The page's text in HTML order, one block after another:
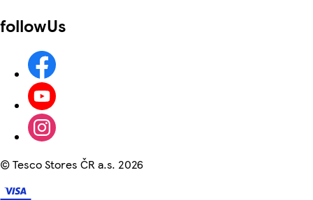
followUs
©Tesco Stores ČR a.s. 2026